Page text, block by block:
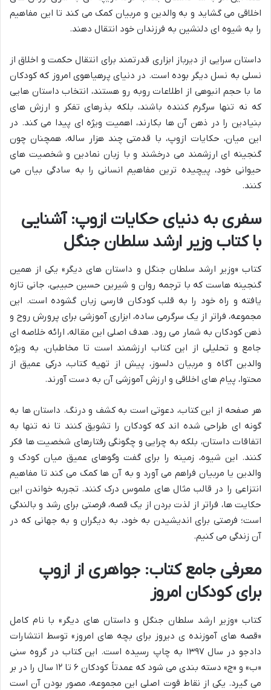
اخلاقی می گشاید و به والدین و مربیان کمک می کند تا این مفاهیم
را به شیوه ای دلنشین به فرزندان خود انتقال دهند.
داستان سرایی از دیرباز ابزاری قدرتمند برای انتقال حکمت و اخلاق از
نسلی به نسل دیگر بوده است. در دنیای پرهیاهوی امروز که کودکان
ما با حجم انبوهی از اطلاعات روبه رو هستند، انتخاب داستان هایی
که نه تنها سرگرم کننده باشند، بلکه بذرهای تفکر و ارزش های
بنیادین را در ذهن آن ها بکارند، اهمیت ویژه ای پیدا می کند. در
این میان، حکایات ازوپ، با قدمتی چند هزار ساله، همچنان چون
گنجینه ای ارزشمند می درخشند و با زبان نمادین و شخصیت های
حیوانی خود، پیچیده ترین مفاهیم انسانی را به سادگی بیان می
کنند.
سفری به دنیای حکایات ازوپ: آشنایی
با کتاب وزیر ارشد سلطان جنگل
کتاب «وزیر ارشد سلطان جنگل و داستان های دیگر» یکی از همین
گنجینه هاست که با ترجمه روان و شیرین حسین حبیبی، جانی تازه
یافته و راه خود را به قلب کودکان فارسی زبان گشوده است. این
مجموعه، فراتر از یک سرگرمی ساده، ابزاری آموزشی برای پرورش روح و
ذهن کودکان به شمار می رود. هدف اصلی این مقاله، ارائه خلاصه ای
جامع و تحلیلی از این کتاب ارزشمند است تا مخاطبان، به ویژه
والدین آگاه و مربیان دلسوز، پیش از تهیه کتاب، درکی عمیق از
محتوا، پیام های اخلاقی و ارزش آموزشی آن به دست آورند.
هر صفحه از این کتاب، دعوتی است به کشف و درنگ. داستان ها به
گونه ای طراحی شده اند که کودکان را تشویق کنند تا نه تنها به
اتفاقات داستان، بلکه به چرایی و چگونگی رفتارهای شخصیت ها فکر
کنند. این شیوه، زمینه را برای گفت وگوهای عمیق میان کودک و
والدین یا مربیان فراهم می آورد و به آن ها کمک می کند تا مفاهیم
انتزاعی را در قالب مثال های ملموس درک کنند. تجربه خواندن این
حکایت ها، فراتر از لذت بردن از یک قصه، فرصتی برای رشد و بالندگی
است؛ فرصتی برای اندیشیدن به خود، به دیگران و به جهانی که در
آن زندگی می کنیم.
معرفی جامع کتاب: جواهری از ازوپ
برای کودکان امروز
کتاب «وزیر ارشد سلطان جنگل و داستان های دیگر» با نام کامل
«قصه های آموزنده ی دیروز برای بچه های امروز» توسط انتشارات
دادجو در سال ۱۳۹۷ به چاپ رسیده است. این کتاب در گروه سنی
«ب» و «ج» دسته بندی می شود که عمدتاً کودکان ۶ تا ۱۲ سال را در بر
می گیرد. یکی از نقاط قوت اصلی این مجموعه، مصور بودن آن است